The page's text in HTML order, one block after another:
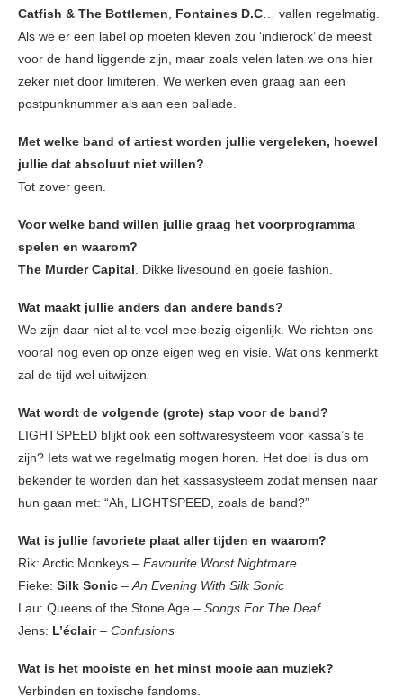
Catfish & The Bottlemen, Fontaines D.C… vallen regelmatig.
Als we er een label op moeten kleven zou ‘indierock’ de meest
voor de hand liggende zijn, maar zoals velen laten we ons hier
zeker niet door limiteren. We werken even graag aan een
postpunknummer als aan een ballade.
Met welke band of artiest worden jullie vergeleken, hoewel
jullie dat absoluut niet willen?
Tot zover geen.
Voor welke band willen jullie graag het voorprogramma
spelen en waarom?
The Murder Capital. Dikke livesound en goeie fashion.
Wat maakt jullie anders dan andere bands?
We zijn daar niet al te veel mee bezig eigenlijk. We richten ons
vooral nog even op onze eigen weg en visie. Wat ons kenmerkt
zal de tijd wel uitwijzen.
Wat wordt de volgende (grote) stap voor de band?
LIGHTSPEED blijkt ook een softwaresysteem voor kassa’s te
zijn? Iets wat we regelmatig mogen horen. Het doel is dus om
bekender te worden dan het kassasysteem zodat mensen naar
hun gaan met: “Ah, LIGHTSPEED, zoals de band?”
Wat is jullie favoriete plaat aller tijden en waarom?
Rik: Arctic Monkeys – Favourite Worst Nightmare
Fieke: Silk Sonic –An Evening With Silk Sonic
Lau: Queens of the Stone Age – Songs For The Deaf
Jens: L’éclair– Confusions
Wat is het mooiste en het minst mooie aan muziek?
Verbinden en toxische fandoms.